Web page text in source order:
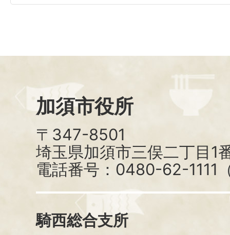
加須市役所
〒347-8501
埼玉県加須市三俣二丁目1
電話番号：0480-62-1111
騎西総合支所